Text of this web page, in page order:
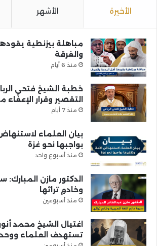
الأخيرة الأشهر
مباهلة بيزنطية
والفرقة
منذ 6 أيام
خطبة الشيخ فتحي
التقصير وقرار الإعفاء
منذ 7 أيام
بيان العلماء
بواجبها نحو غزة
منذ أسبوع واحد
الدكتور مازن المبارك:
وخادمِ تراثها
منذ أسبوعين
اغتيال الشيخ محمد
تستهدف العلماء